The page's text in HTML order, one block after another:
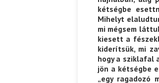
kétségbe
Mihelyt
mi mégsem
kiesett a
kiderítsük, mi
hogy a sziklafal
jön a kétségbe
„egy ragadozó